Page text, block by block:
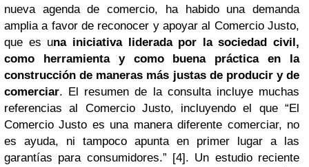
nueva agenda de comercio, ha habido una demanda
amplia a favor de reconocer y apoyar al Comercio Justo,
que es una iniciativa liderada por la sociedad civil,
como herramienta y como buena práctica en la
construcción de maneras más justas de producir y de
comerciar. El resumen de la consulta incluye muchas
referencias al Comercio Justo, incluyendo el que “El
Comercio Justo es una manera diferente comerciar, no
es ayuda, ni tampoco apunta en primer lugar a las
garantías para consumidores.” [4]. Un estudio reciente